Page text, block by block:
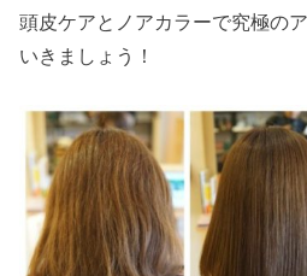
頭皮ケアとノアカラーで究極の
いきましょう！